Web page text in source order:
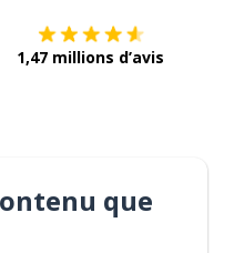
1,47 millions d’avis
que